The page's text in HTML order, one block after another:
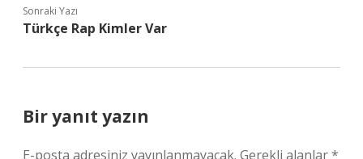
Sonraki Yazı
Türkçe Rap Kimler Var
Bir yanıt yazın
E-posta adresiniz yayınlanmayacak. Gerekli alanlar*